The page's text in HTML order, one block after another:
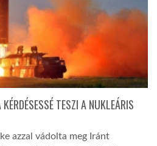
TESZI A NUKLEÁRIS
azzal vádolta meg Iránt